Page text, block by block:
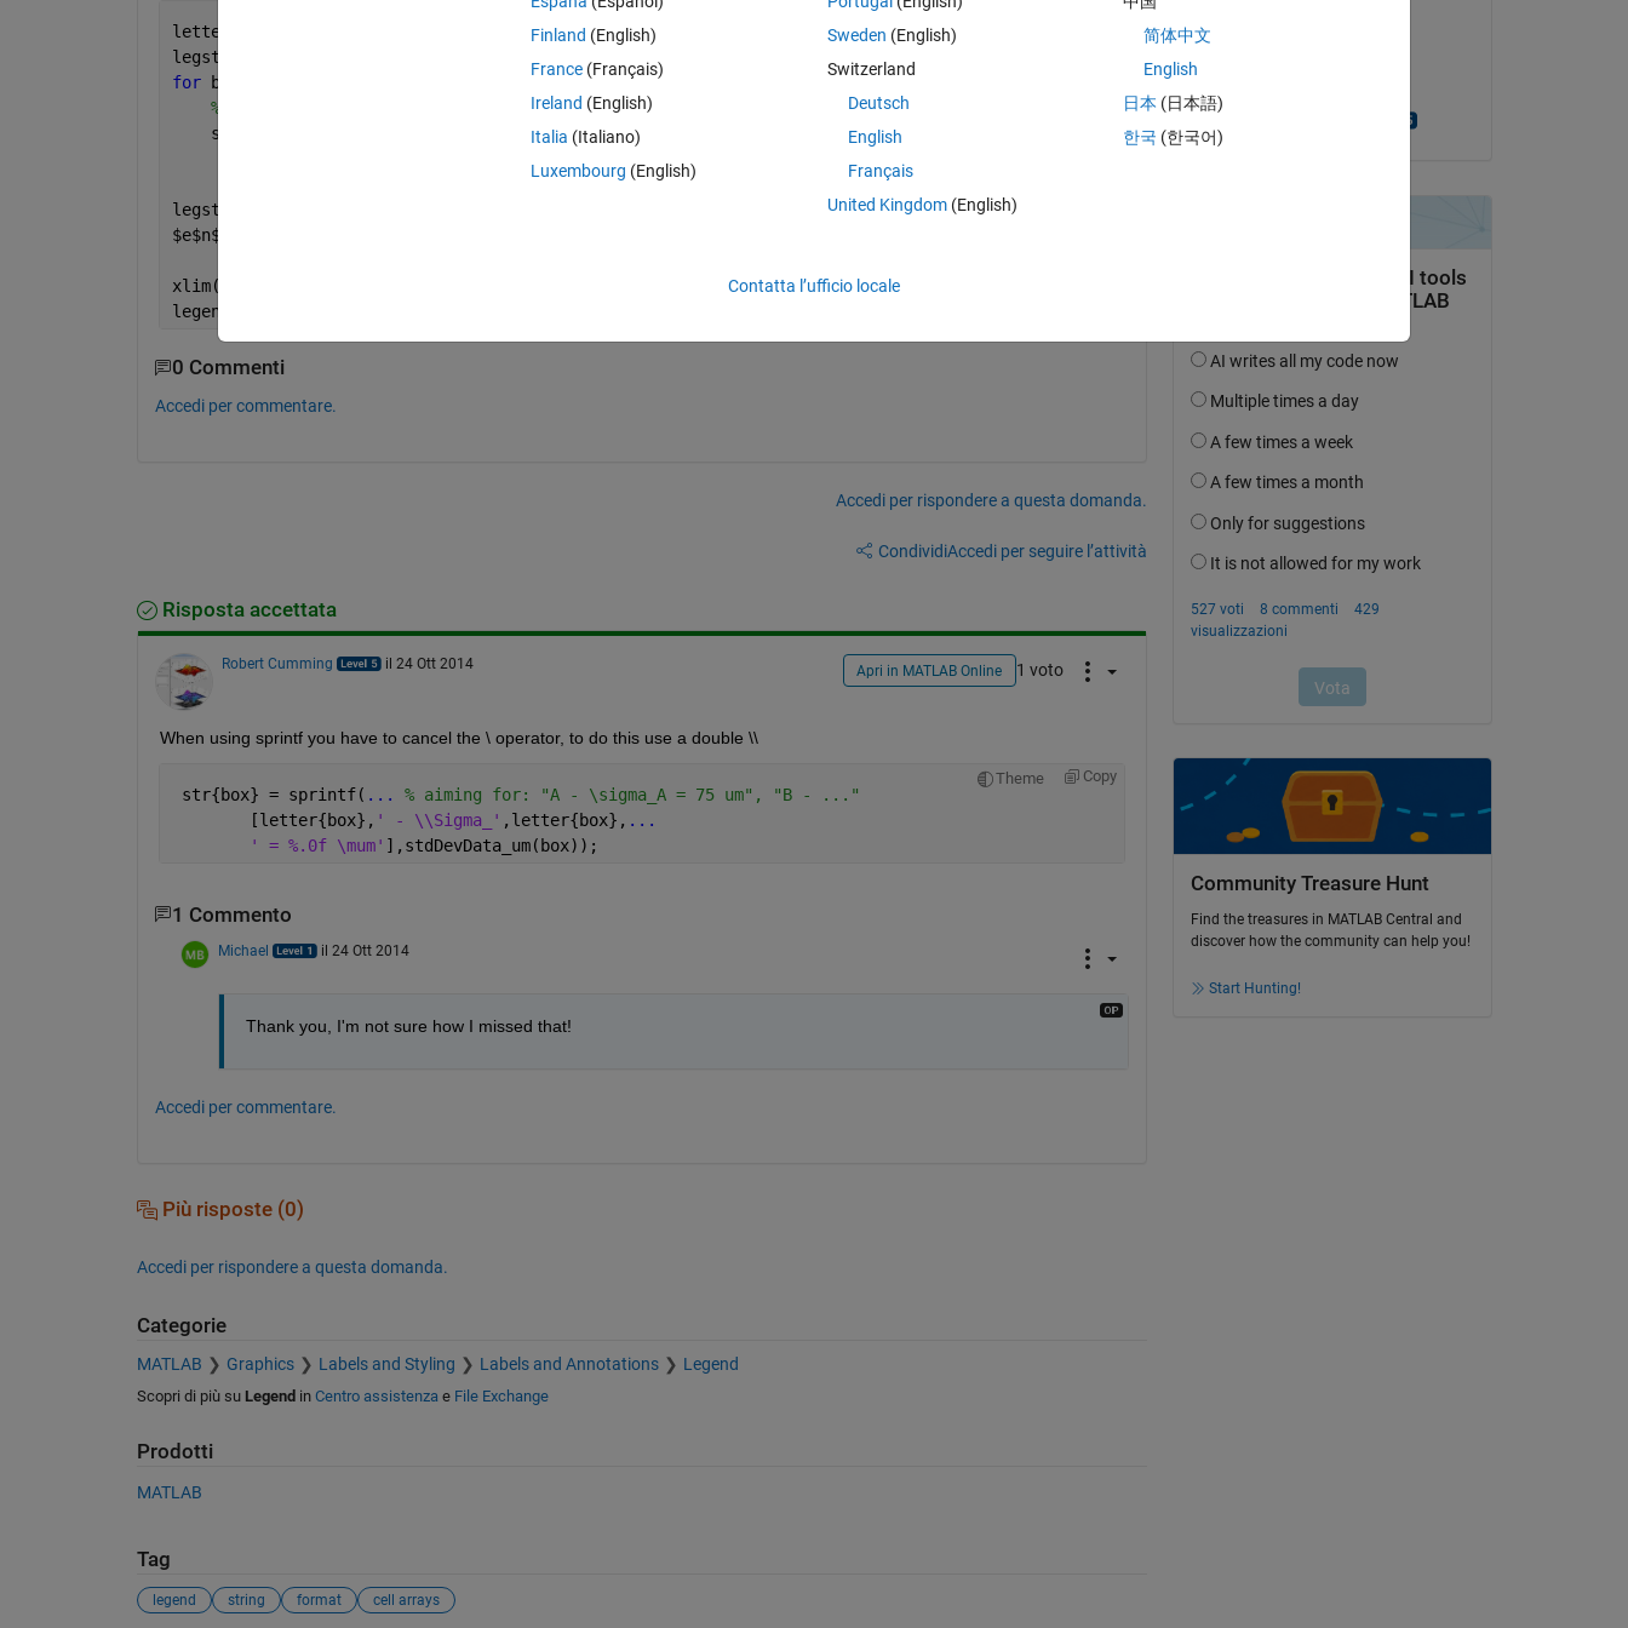
letter = {
legstr ={};
for
box=1:4
% Find deviation, print string in Legend
    str{box} = sprintf(
% aiming for: "A - \sigma_A = 75 um", "B - ..."
legstr = {legstr, str{box}}
$e$n$
xlim([0.5 19.5]);
legend(phh, legstr,
0 Commenti
Accedi per commentare.
Accedi per rispondere a questa domanda.
CondividiAccedi per seguire l’attività
Risposta accettata
Robert Cumming il 24 Ott 2014 Apri in MATLAB Online 1 voto
When using sprintf you have to cancel the \ operator, to do this use a double \\
Theme Copy
str{box} = sprintf( ...
% aiming for: "A - \sigma_A = 75 um", "B - ..."
        [letter{box},
' - \\Sigma_' ,letter{box}, ...
' = %.0f \mum' ],stdDevData_um(box));
1 Commento
Michael il 24 Ott 2014
Thank you, I'm not sure how I missed that!
Accedi per commentare.
Più risposte (0)
Accedi per rispondere a questa domanda.
Categorie
MATLAB Graphics Labels and Styling Labels and Annotations Legend
Scopri di più su Legend in Centro assistenzae File Exchange
Prodotti
MATLAB
Tag
legend string format cell arrays
il 24 Ott 2014
Community Treasure Hunt
Find the treasures in MATLAB Central and
discover how the community can help you!
Start Hunting!
Finland (English)
France (Français)
Ireland (English)
Italia (Italiano)
Luxembourg (English)
Sweden (English)
Switzerland
Deutsch
English
Français
United Kingdom(English)
简体中文
English
日本 (日本語)
한국 (한국어)
Contatta l’ufficio locale